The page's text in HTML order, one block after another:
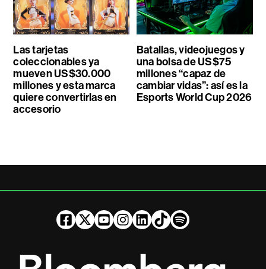
Las tarjetas
coleccionables ya
mueven US$30.000
millones y esta marca
quiere convertirlas en
accesorio
Batallas, videojuegos y
una bolsa de US$75
millones “capaz de
cambiar vidas”: así es la
Esports World Cup 2026